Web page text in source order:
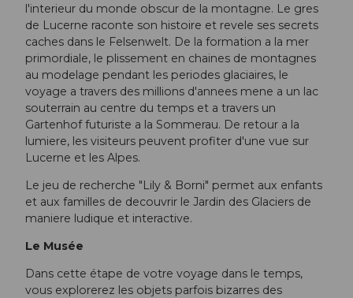
l'interieur du monde obscur de la montagne. Le gres
de Lucerne raconte son histoire et revele ses secrets
caches dans le Felsenwelt. De la formation a la mer
primordiale, le plissement en chaines de montagnes
au modelage pendant les periodes glaciaires, le
voyage a travers des millions d'annees mene a un lac
souterrain au centre du temps et a travers un
Gartenhof futuriste a la Sommerau. De retour a la
lumiere, les visiteurs peuvent profiter d'une vue sur
Lucerne et les Alpes.
Le jeu de recherche "Lily & Borni" permet aux enfants
et aux familles de decouvrir le Jardin des Glaciers de
maniere ludique et interactive.
Le Musée
Dans cette étape de votre voyage dans le temps,
vous explorerez les objets parfois bizarres des